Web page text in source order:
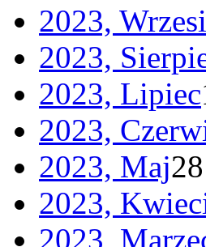
2023,
2023,
2023, Lipiec
2023,
2023, Maj
2023,
2023,